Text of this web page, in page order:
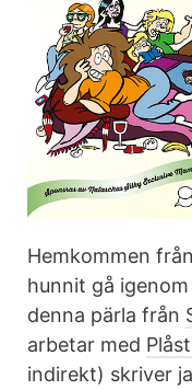
Hemkommen från
hunnit gå
denna pärla från
arbetar med
indirekt) skriver